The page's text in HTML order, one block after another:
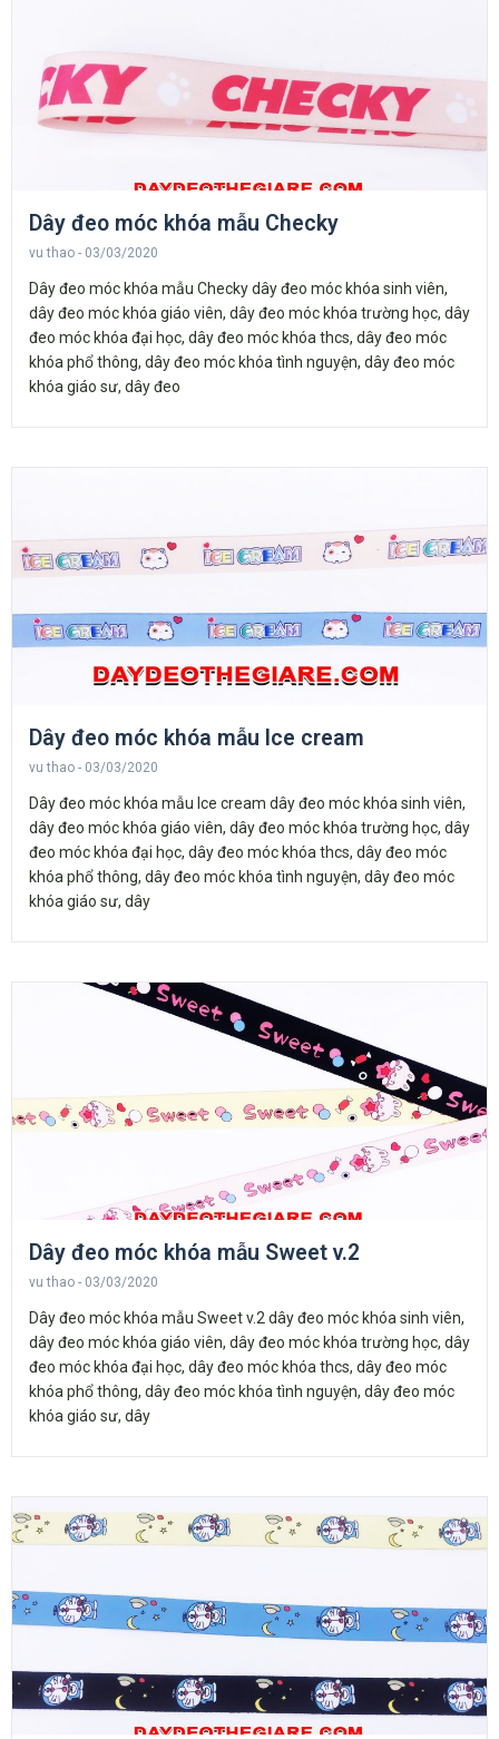
Dây đeo móc khóa mẫu Checky
vu thao 03/03/2020
Dây đeo móc khóa mẫu Checky dây đeo móc khóa sinh viên,
dây đeo móc khóa giáo viên, dây đeo móc khóa trường học, dây
đeo móc khóa đại học, dây đeo móc khóa thcs, dây đeo móc
khóa phổ thông, dây đeo móc khóa tình nguyện, dây đeo móc
khóa giáo sư, dây đeo
Dây đeo móc khóa mẫu Ice cream
vu thao 03/03/2020
Dây đeo móc khóa mẫu Ice cream dây đeo móc khóa sinh viên,
dây đeo móc khóa giáo viên, dây đeo móc khóa trường học, dây
đeo móc khóa đại học, dây đeo móc khóa thcs, dây đeo móc
khóa phổ thông, dây đeo móc khóa tình nguyện, dây đeo móc
khóa giáo sư, dây
Dây đeo móc khóa mẫu Sweet v.2
vu thao 03/03/2020
Dây đeo móc khóa mẫu Sweet v.2 dây đeo móc khóa sinh viên,
dây đeo móc khóa giáo viên, dây đeo móc khóa trường học, dây
đeo móc khóa đại học, dây đeo móc khóa thcs, dây đeo móc
khóa phổ thông, dây đeo móc khóa tình nguyện, dây đeo móc
khóa giáo sư, dây